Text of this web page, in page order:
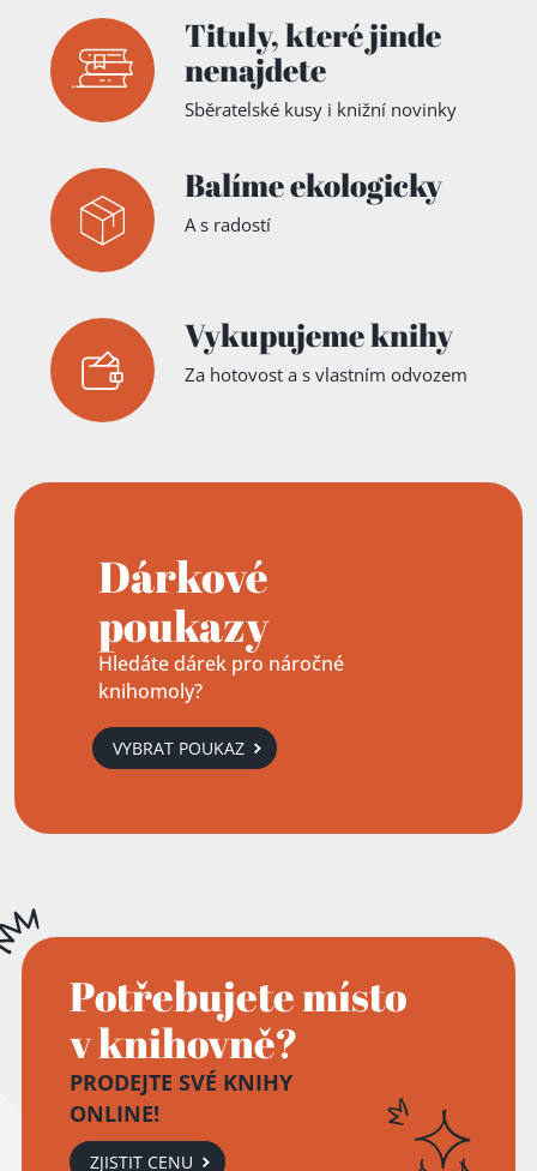
Tituly,které jinde
nenajdete
Sběratelské kusy i knižní novinky
Balíme ekologicky
A s radostí
Vykupujeme knihy
Za hotovost a s vlastním odvozem
Dárkové
poukazy
Hledáte dárek pro náročné
knihomoly?
VYBRAT POUKAZ
Potřebujete místo
v knihovně?
PRODEJTE SVÉ KNIHY
ONLINE!
ZJISTIT CENU